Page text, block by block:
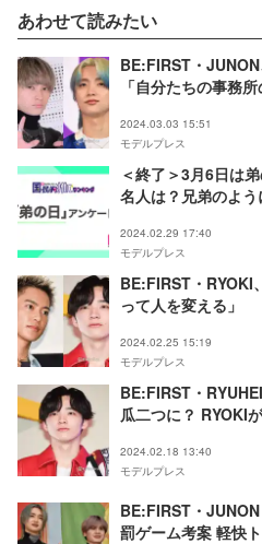
あわせて読みたい
BE:FIRST・
「自分たちの事務
2024.03.03 15:51
モデルプレス
＜終了＞3月6日は
名人は？兄弟のよ
2024.02.29 17:40
モデルプレス
BE:FIRST・RYOKI
って人を変える」
2024.02.25 15:19
モデルプレス
BE:FIRST・
瓜二つに？ RYOKI
2024.02.18 13:40
モデルプレス
BE:FIRST・
罰ゲーム考案 軽快